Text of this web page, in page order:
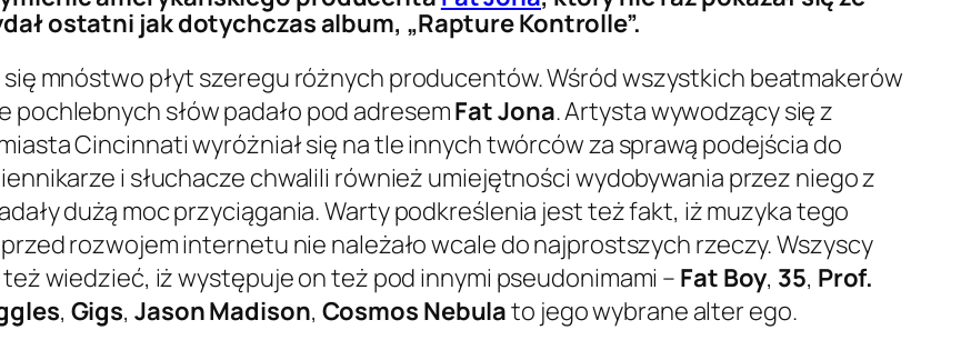
ostatni jak dotychczas album, „Rapture Kontrolle”.
mnóstwo płyt szeregu różnych producentów. Wśród wszystkich beatmakerów
słów padało pod adresemFat Jona. Artysta wywodzący się z
Cincinnati wyróżniał się na tle innych twórców za sprawą podejścia do
i słuchacze chwalili również umiejętności wydobywania przez niego z
dużą moc przyciągania. Warty podkreślenia jest też fakt, iż muzyka tego
rozwojem internetu nie należało wcale do najprostszych rzeczy. Wszyscy
wiedzieć, iż występuje on też pod innymi pseudonimami – Fat Boy, 35, Prof.
, Gigs, Jason Madison, Cosmos Nebulato jego wybrane alter ego.